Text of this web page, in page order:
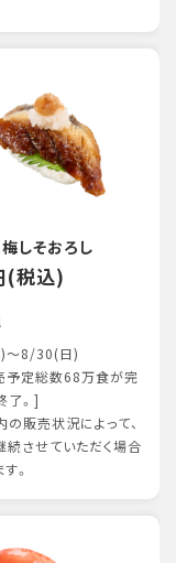
しそおろし
(税込)
～8/30(日)
予定総数68万食が完
了。]
販売状況によって、
続させていただく場合
。